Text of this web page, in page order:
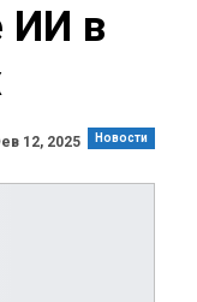
ИИ в
Новости
12, 2025